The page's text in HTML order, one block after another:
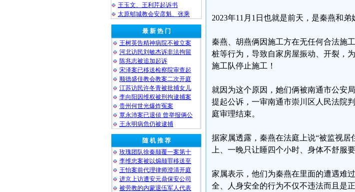
王玉文、王利芹起诉书
太原郇城教会安彦魁、张乘
最 新 热 门
王树英告精神病院不被立案
河北访民刘敏杰诉非法拘留
陈兆志被追加起诉
宋泽案已移送检察院审查起
顺德盛佳教会教案二次开庭
江苏访民许冬青被批捕女儿
李向阳因维权被刑拘逮捕案
贵州何世光爆炸冤案
覃永沛案已退侦 曾举报俩公
王永明病危仍被逮捕
随 机 推 荐
玫瑰团队徐秦颠覆一案第十
李维忠案被以煽颠罪移送至
王怡案前代理律师澄清开庭
进京上访遭安元鼎保安公司
被劳教的内蒙退伍军人代表
2023年11月1日也就是前天，是秦燕和
秦燕、胡燕俩因施工方在无任何合法施
桩等行为，导致自家房屋振动、开裂，
施工队停止施工！
就因为这个原因，她们俩被南通市公安
提起公诉，一审南通市崇川区人民法院
庭审理结束。
据家属透露，秦燕在法庭上说“被监视
上、一晚只让睡四个小时、身体不舒
家属表示，他们为秦燕在里面的遭遇难
全、人身安全的行为不仅不违法而且是正